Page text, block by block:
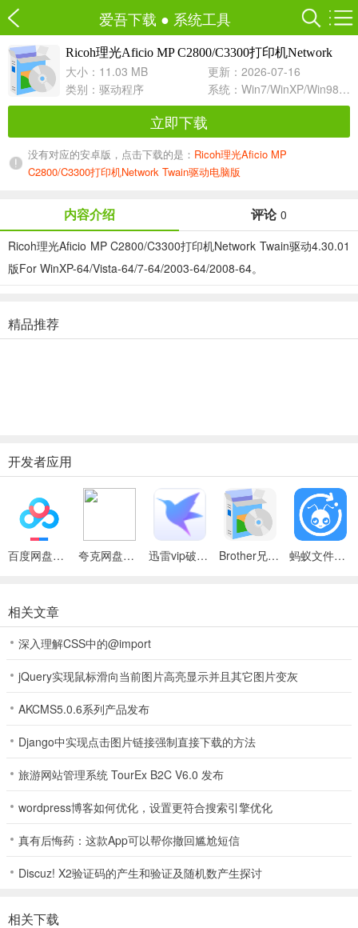
爱吾下载 ● 系统工具
Ricoh理光Aficio MP C2800/C3300打印机Network
Twain驱动
4.30.01 For WinXP-64/Vista-64/7-64
大小：11.03 MB
更新：2026-07-16
类别： 驱动程序 系统：Win7/WinXP/Win98/Win8/Win10兼容软件
立即下载
没有对应的安卓版，点击下载的是： Ricoh理光Aficio MP
C2800/C3300打印机Network Twain驱动电脑版
内容介绍 评论 0
Ricoh理光Aficio MP C2800/C3300打印机Network Twain驱动4.30.01
版For WinXP-64/Vista-64/7-64/2003-64/2008-64。
精品推荐
开发者应用
百度网盘绿色免安装Pc电脑版 夸克网盘官方正式版 迅雷vip破解版永久会员2024版 Brother兄弟 MFC-8480DN多功能一体机ISIS驱动 蚂蚁文件（数据恢复大师）
相关文章
深入理解CSS中的@import
jQuery实现鼠标滑向当前图片高亮显示并且其它图片变灰
AKCMS5.0.6系列产品发布
Django中实现点击图片链接强制直接下载的方法
旅游网站管理系统 TourEx B2C V6.0 发布
wordpress博客如何优化，设置更符合搜索引擎优化
真有后悔药：这款App可以帮你撤回尴尬短信
Discuz! X2验证码的产生和验证及随机数产生探讨
相关下载